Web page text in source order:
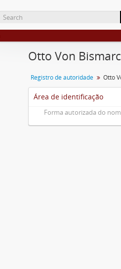
Otto Von
Registro de autoridade Otto
Área de identificação
Forma autorizada do